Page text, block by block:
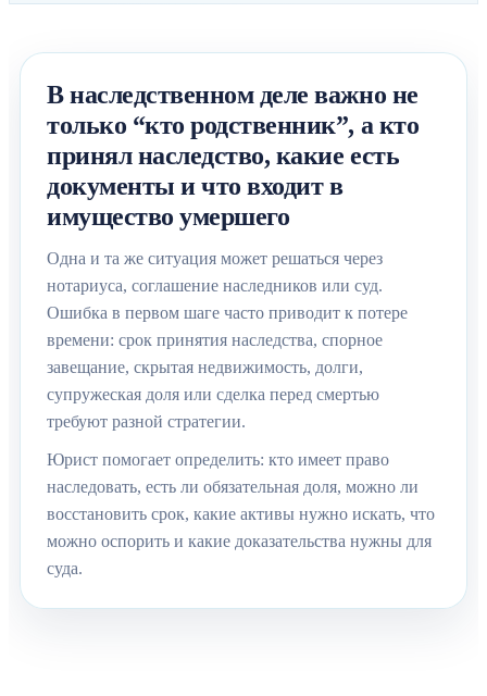
В наследственном деле важно не
только “кто родственник”, а кто
принял наследство, какие есть
документы и что входит в
имущество умершего
Одна и та же ситуация может решаться через
нотариуса, соглашение наследников или суд.
Ошибка в первом шаге часто приводит к потере
времени: срок принятия наследства, спорное
завещание, скрытая недвижимость, долги,
супружеская доля или сделка перед смертью
требуют разной стратегии.
Юрист помогает определить: кто имеет право
наследовать, есть ли обязательная доля, можно ли
восстановить срок, какие активы нужно искать, что
можно оспорить и какие доказательства нужны для
суда.